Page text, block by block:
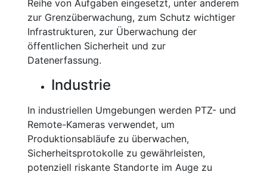
Reihe von Aufgaben eingesetzt, unter anderem
zur Grenzüberwachung, zum Schutz wichtiger
Infrastrukturen, zur Überwachung der
öffentlichen Sicherheit und zur
Datenerfassung.
Industrie
In industriellen Umgebungen werden PTZ- und
Remote-Kameras verwendet, um
Produktionsabläufe zu überwachen,
Sicherheitsprotokolle zu gewährleisten,
potenziell riskante Standorte im Auge zu